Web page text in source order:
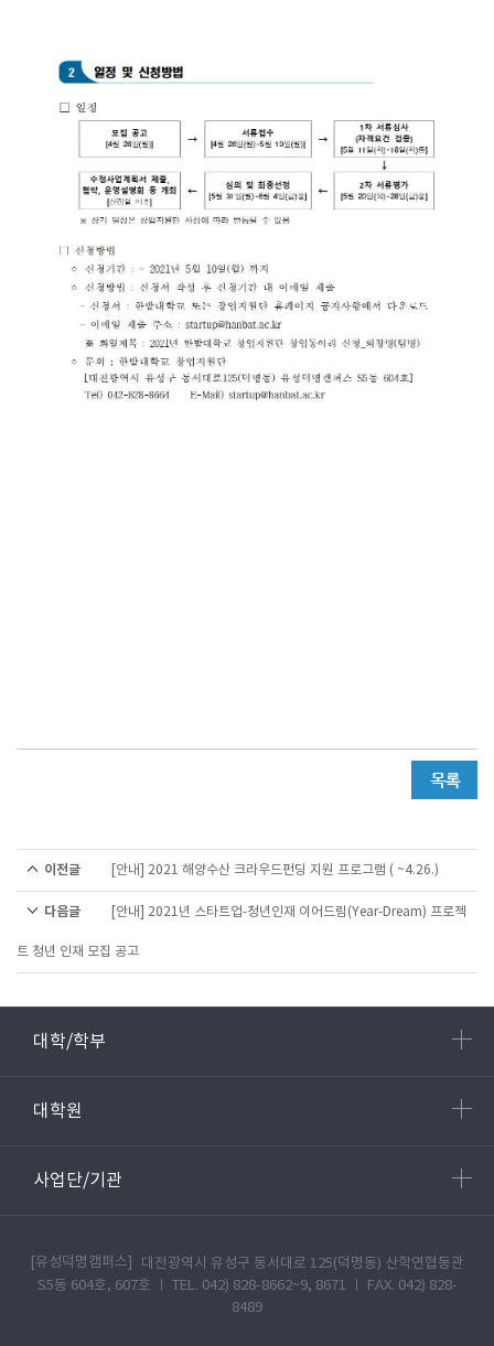
이전글 [안내] 2021 해양수산 크라우드펀딩 지원 프로그램 ( ~4.26.)
다음글 [안내] 2021년 스타트업-청년인재 이어드림(Year-Dream) 프로젝
트 청년 인재 모집 공고
대학/학부
대학원
사업단/기관
[유성덕명캠퍼스]
대전광역시 유성구 동서대로 125(덕명동) 산학연협동관
S5동 604호, 607호 ㅣ TEL. 042) 828-8662~9, 8671 ㅣ FAX. 042) 828-
8489